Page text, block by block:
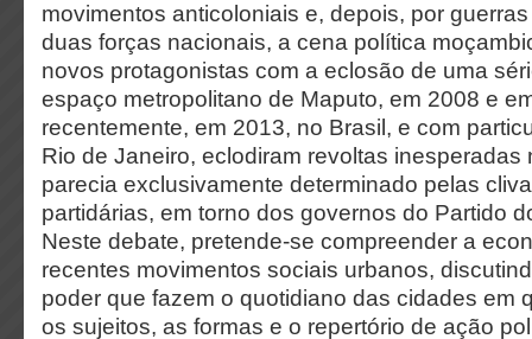
movimentos anticoloniais e, depois, por
duas forças nacionais, a cena política
novos protagonistas com a eclosão de uma
espaço metropolitano de Maputo, em 2008 e
recentemente, em 2013, no Brasil, e com
Rio de Janeiro, eclodiram revoltas inesperadas
parecia exclusivamente determinado pelas
partidárias, em torno dos governos do Partido
Neste debate, pretende-se compreender a
recentes movimentos sociais urbanos,
poder que fazem o quotidiano das cidades em
os sujeitos, as formas e o repertório de ação